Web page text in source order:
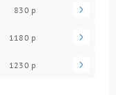
830 р
1180 р
1230 р